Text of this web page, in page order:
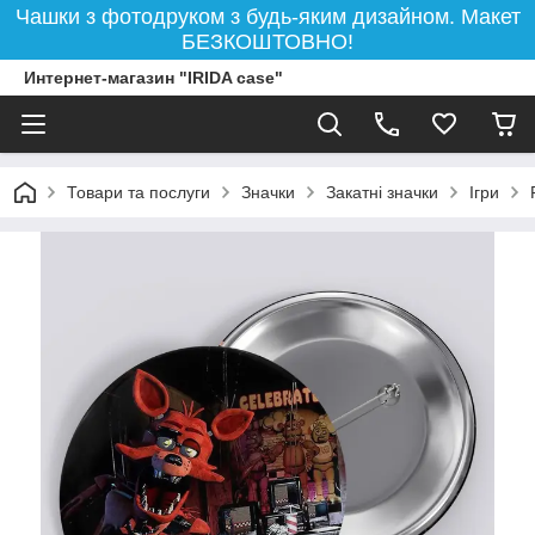
Чашки з фотодруком з будь-яким дизайном. Макет
БЕЗКОШТОВНО!
Интернет-магазин "IRIDA case"
Товари та послуги Значки Закатні значки Ігри